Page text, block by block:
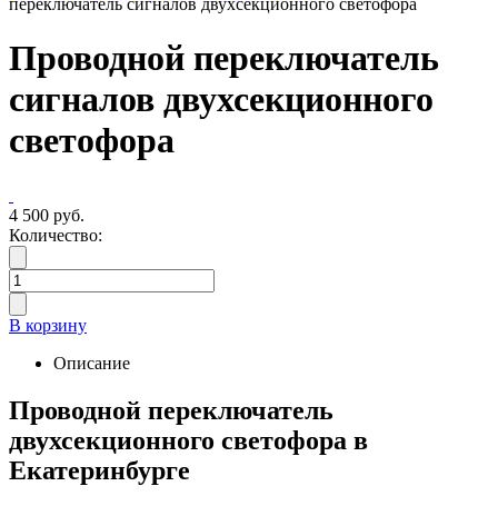
переключатель сигналов двухсекционного светофора
Проводной переключатель
сигналов двухсекционного
светофора
4 500 руб.
Количество:
В корзину
Описание
Проводной переключатель
двухсекционного светофора в
Екатеринбурге